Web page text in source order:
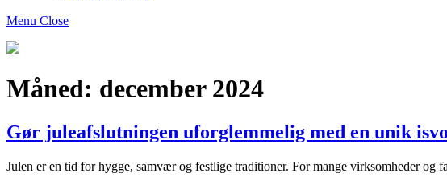
Menu Close
Bogtosset
Måned: december 2024
Gør juleafslutningen uforglemmelig med en unik
Julen er en tid for hygge, samvær og festlige traditioner. For mange virksomheder